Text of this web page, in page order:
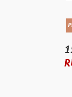
PIECES